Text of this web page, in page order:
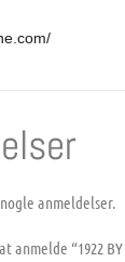
anmeldelser.
“1922 BY